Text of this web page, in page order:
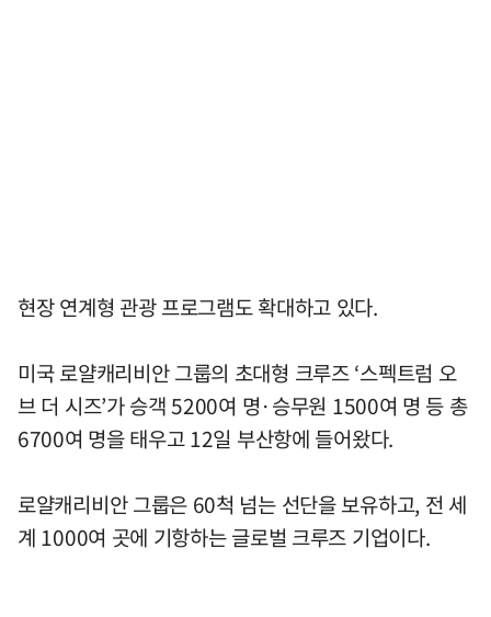
현장 연계형 관광 프로그램도 확대하고 있다.
미국 로얄캐리비안 그룹의 초대형 크루즈 ‘스펙트럼 오
브 더 시즈’가 승객 5200여 명·승무원 1500여 명 등 총
6700여 명을 태우고 12일 부산항에 들어왔다.
로얄캐리비안 그룹은 60척 넘는 선단을 보유하고, 전 세
계 1000여 곳에 기항하는 글로벌 크루즈 기업이다.